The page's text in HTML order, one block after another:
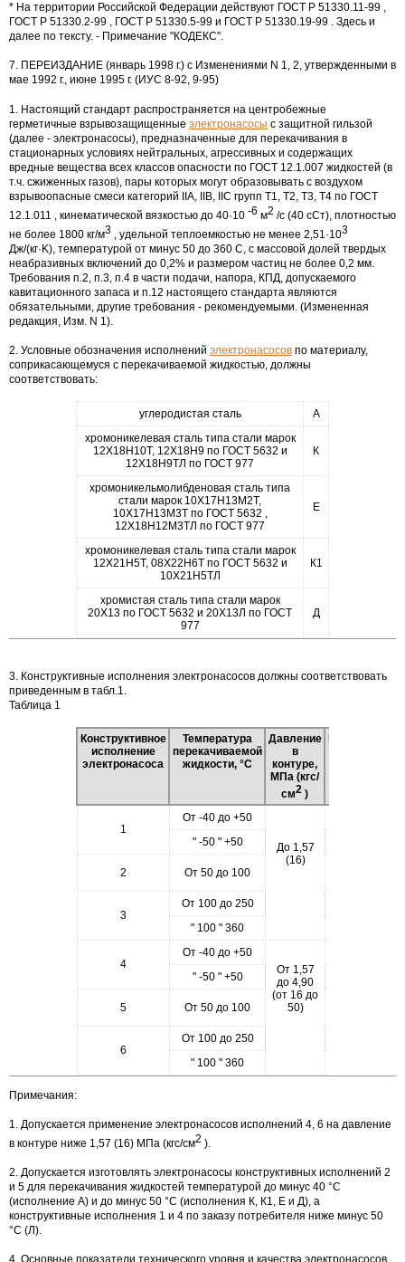
* На территории Российской Федерации действуют ГОСТ Р 51330.11-99 ,
ГОСТ Р 51330.2-99 , ГОСТ Р 51330.5-99 и ГОСТ Р 51330.19-99 . Здесь и
далее по тексту. - Примечание "КОДЕКС".
7. ПЕРЕИЗДАНИЕ (январь 1998 г.) с Изменениями N 1, 2, утвержденными в
мае 1992 г., июне 1995 г. (ИУС 8-92, 9-95)
1. Настоящий стандарт распространяется на центробежные
герметичные взрывозащищенные электронасосы с защитной гильзой
(далее - электронасосы), предназначенные для перекачивания в
стационарных условиях нейтральных, агрессивных и содержащих
вредные вещества всех классов опасности по ГОСТ 12.1.007 жидкостей (в
т.ч. сжиженных газов), пары которых могут образовывать с воздухом
взрывоопасные смеси категорий IIA, IIB, IIC групп Т1, Т2, Т3, Т4 по ГОСТ
12.1.011 , кинематической вязкостью до 40·10 -6 м2 /с (40 сСт), плотностью
не более 1800 кг/м3 , удельной теплоемкостью не менее 2,51·103
Дж/(кг·K), температурой от минус 50 до 360 С, с массовой долей твердых
неабразивных включений до 0,2% и размером частиц не более 0,2 мм.
Требования п.2, п.3, п.4 в части подачи, напора, КПД, допускаемого
кавитационного запаса и п.12 настоящего стандарта являются
обязательными, другие требования - рекомендуемыми. (Измененная
редакция, Изм. N 1).
2. Условные обозначения исполнений электронасосов по материалу,
соприкасающемуся с перекачиваемой жидкостью, должны
соответствовать:
углеродистая сталь
А
хромоникелевая сталь типа стали марок
12Х18Н10Т, 12Х18Н9 по ГОСТ 5632 и
12Х18Н9ТЛ по ГОСТ 977
К
хромоникельмолибденовая сталь типа
стали марок 10Х17Н13М2Т,
10Х17Н13М3Т по ГОСТ 5632 ,
12Х18Н12М3ТЛ по ГОСТ 977
Е
хромоникелевая сталь типа стали марок
12Х21Н5Т, 08Х22Н6Т по ГОСТ 5632 и
10Х21Н5ТЛ
К1
хромистая сталь типа стали марок
20Х13 по ГОСТ 5632 и 20Х13Л по ГОСТ
977
Д
3. Конструктивные исполнения электронасосов должны соответствовать
приведенным в табл.1.
Таблица 1
Конструктивное
исполнение
электронасоса
Температура
перекачиваемой
жидкости, °С
Давление
в
контуре,
МПа (кгс/
см2 )
1
От -40 до +50
До 1,57
(16)
" -50 " +50
2 От 50 до 100
3
От 100 до 250
" 100 " 360
4
От -40 до +50
От 1,57
до 4,90
(от 16 до
50)
" -50 " +50
5 От 50 до 100
6
От 100 до 250
" 100 " 360
Примечания:
1. Допускается применение электронасосов исполнений 4, 6 на давление
в контуре ниже 1,57 (16) МПа (кгс/см2 ).
2. Допускается изготовлять электронасосы конструктивных исполнений 2
и 5 для перекачивания жидкостей температурой до минус 40 °С
(исполнение А) и до минус 50 °С (исполнения К, К1, Е и Д), а
конструктивные исполнения 1 и 4 по заказу потребителя ниже минус 50
°С (Л).